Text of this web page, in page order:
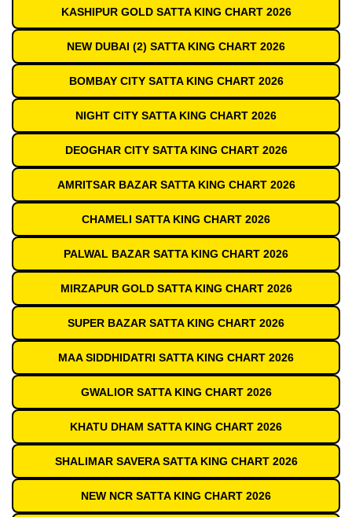
KASHIPUR GOLD SATTA KING CHART 2026
NEW DUBAI (2) SATTA KING CHART 2026
BOMBAY CITY SATTA KING CHART 2026
NIGHT CITY SATTA KING CHART 2026
DEOGHAR CITY SATTA KING CHART 2026
AMRITSAR BAZAR SATTA KING CHART 2026
CHAMELI SATTA KING CHART 2026
PALWAL BAZAR SATTA KING CHART 2026
MIRZAPUR GOLD SATTA KING CHART 2026
SUPER BAZAR SATTA KING CHART 2026
MAA SIDDHIDATRI SATTA KING CHART 2026
GWALIOR SATTA KING CHART 2026
KHATU DHAM SATTA KING CHART 2026
SHALIMAR SAVERA SATTA KING CHART 2026
NEW NCR SATTA KING CHART 2026